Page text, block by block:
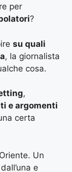
per
?
su quali
, la giornalista
cosa.
,
e argomenti
certa
Un
e